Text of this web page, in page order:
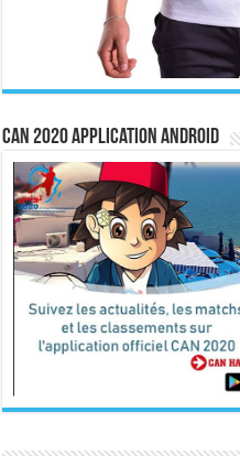
CAN 2020 Application Android